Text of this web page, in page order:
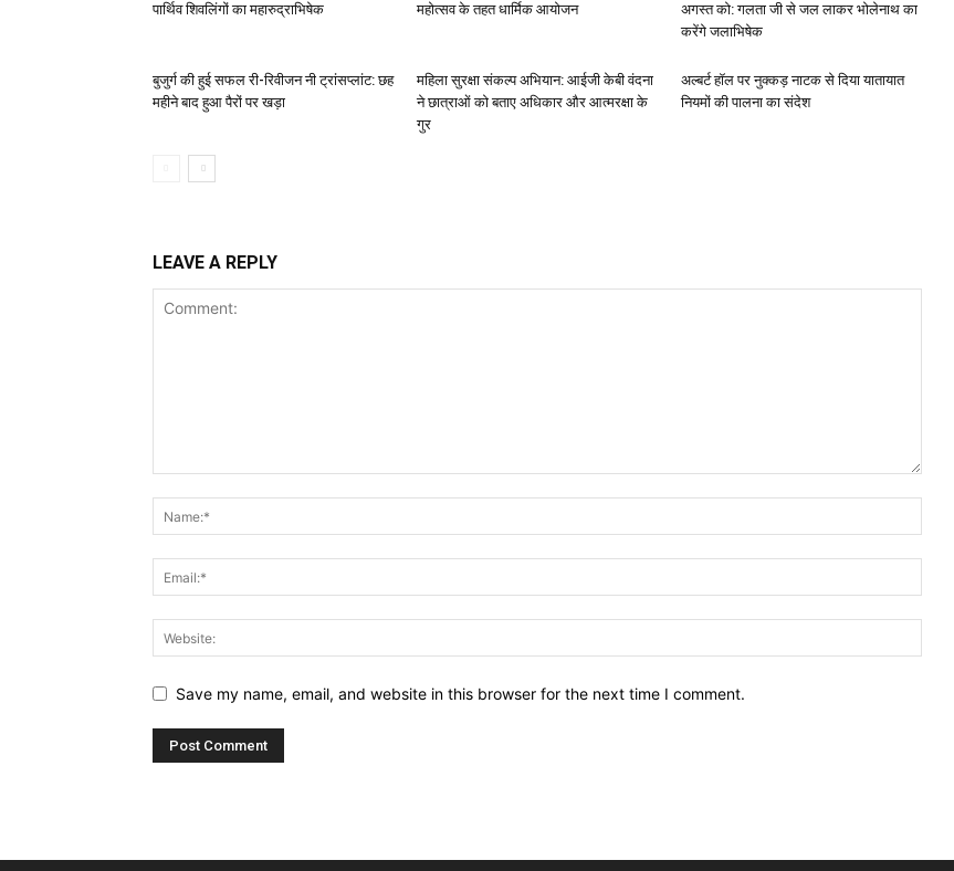
पार्थिव शिवलिंगों का महारुद्राभिषेक
महोत्सव के तहत धार्मिक आयोजन
अगस्त को: गलता जी से जल लाकर भोलेनाथ का
करेंगे जलाभिषेक
बुजुर्ग की हुई सफल री-रिवीजन नी ट्रांसप्लांट: छह
महीने बाद हुआ पैरों पर खड़ा
महिला सुरक्षा संकल्प अभियान: आईजी केबी वंदना
ने छात्राओं को बताए अधिकार और आत्मरक्षा के
गुर
अल्बर्ट हॉल पर नुक्कड़ नाटक से दिया यातायात
नियमों की पालना का संदेश
LEAVE A REPLY
Save my name, email, and website in this browser for the next time I comment.